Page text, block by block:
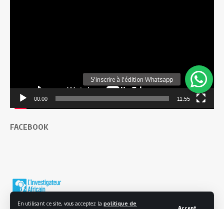
En utilisant ce site, vous acceptez la politique de
Accept
00:00 11:55
FACEBOOK